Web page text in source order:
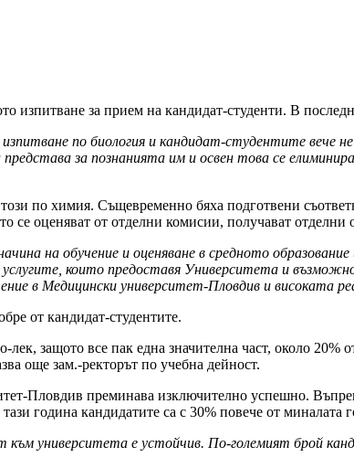
изпитване за прием на кандидат-студенти. В
изпитване по биология и кандидат-студентите
за познанията им и освен това се
този по химия. Същевременно бяха подготвени
се оценяват от отделни комисии, получават отделни
на обучение и оценяване в средното
услугите, които предоставя Университета и
в Медицински университет-Пловдив и високата
от кандидат-студентите.
защото все пак една значителна част, около
още зам.-ректорът по учебна дейност.
Пловдив преминава изключително успешно.
година кандидатите са с 30% повече от миналата
към университета е устойчив. По-големият брой